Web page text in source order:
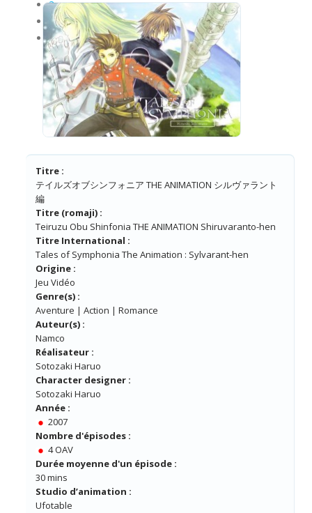
3
4
5
Titre :
テイルズオブシンフォニア THE ANIMATION シルヴァラント
編
Titre (romaji) :
Teiruzu Obu Shinfonia THE ANIMATION Shiruvaranto-hen
Titre International :
Tales of Symphonia The Animation : Sylvarant-hen
Origine :
Jeu Vidéo
Genre(s) :
Aventure | Action | Romance
Auteur(s) :
Namco
Réalisateur :
Sotozaki Haruo
Character designer :
Sotozaki Haruo
Année :
2007
Nombre d'épisodes :
4 OAV
Durée moyenne d'un épisode :
30 mins
Studio d’animation :
Ufotable